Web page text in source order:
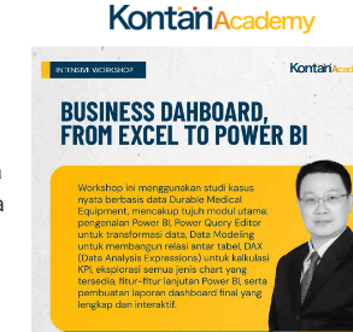
Promo Alfamart Murah
Banget 7–13 Agustus
2026, Sunlight hingga
Bebelac Diskon
9
Promo JSM Superindo
7–9 Agustus 2026,
Minyak Goreng
hingga Buah Diskon 50%
10 Promo JSM Alfamart 7–